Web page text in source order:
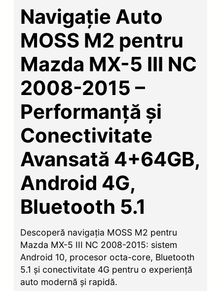
Navigație Auto
MOSS M2 pentru
Mazda MX-5 III NC
2008-2015 –
Performanță și
Conectivitate
Avansată 4+64GB,
Android 4G,
Bluetooth 5.1
Descoperă navigația MOSS M2 pentru
Mazda MX-5 III NC 2008-2015: sistem
Android 10, procesor octa-core, Bluetooth
5.1 și conectivitate 4G pentru o experiență
auto modernă și rapidă.